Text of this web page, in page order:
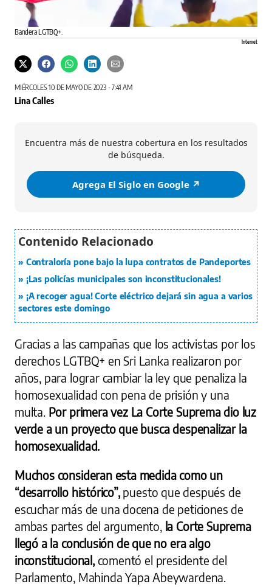
Bandera LGTBQ+.
Internet
MIÉRCOLES 10 DE MAYO DE 2023 - 7:41 AM
Lina Calles
Encuentra más de nuestra cobertura en los resultados
de búsqueda.
Agrega El Siglo en Google ↗️
Contraloría pone bajo la lupa contratos de Pandeportes
¡Las policías municipales son inconstitucionales!
¡A recoger agua! Corte eléctrico dejará sin agua a varios
sectores este domingo
Gracias a las campañas que los activistas por los
derechos LGTBQ+ en Sri Lanka realizaron por
años, para lograr cambiar la ley que penaliza la
homosexualidad con pena de prisión y una
multa. Por primera vez La Corte Suprema dio luz
verde a un proyecto que busca despenalizar la
homosexualidad.
Muchos consideran esta medida como un
“desarrollo histórico”, puesto que después de
escuchar más de una docena de peticiones de
ambas partes del argumento, la Corte Suprema
llegó a la conclusión de que no era algo
inconstitucional, comentó el presidente del
Parlamento, Mahinda Yapa Abeywardena.